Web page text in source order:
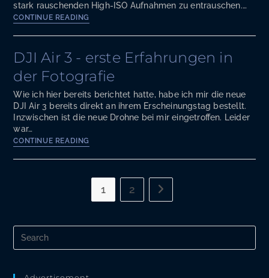
stark rauschenden High-ISO Aufnahmen zu entrauschen.…
CONTINUE READING
in
PhotoLab
8
DJI Air 3 - erste Erfahrungen in
der Fotografie
Wie ich hier bereits berichtet hatte, habe ich mir die neue
DJI Air 3 bereits direkt an ihrem Erscheinungstag bestellt.
Inzwischen ist die neue Drohne bei mir eingetroffen. Leider
war…
CONTINUE READING
3
erste
1 2 Go to the next page